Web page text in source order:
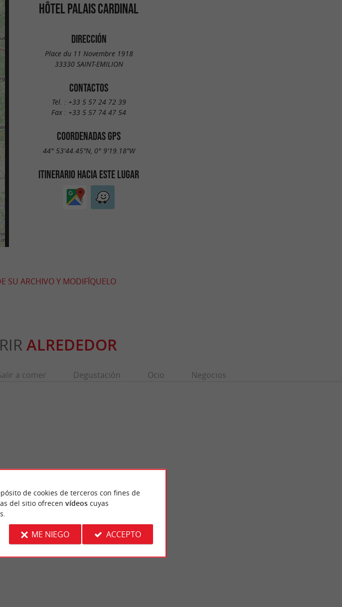
HÔTEL PALAIS CARDINAL
DIRECCIÓN
Place du 11 Novembre 1918
33330 SAINT-EMILION
CONTACTOS
Tel. : +33 5 57 24 72 39
Fax : +33 5 57 74 47 54
COORDENADAS GPS
44° 53'44.45"N, 0° 9'19.18"W
ITINERARIO HACIA ESTE LUGAR
SU ARCHIVO Y MODIFÍQUELO
ALREDEDOR
a comer Degustación Ocio Negocios
Tour du Roy
435 m - Saint-Émilion
de cookies de terceros con fines de
del sitio ofrecen vídeoscuyas
ME NIEGO ACCEPTO